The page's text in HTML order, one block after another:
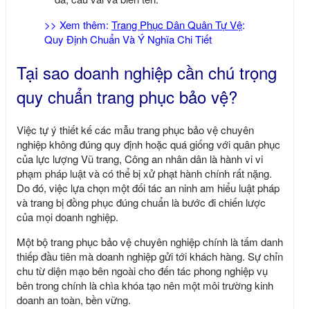
>> Xem thêm: Trang Phục Dân Quân Tự Vệ:
Quy Định Chuẩn Và Ý Nghĩa Chi Tiết
Tại sao doanh nghiệp cần chú trọng
quy chuẩn trang phục bảo vệ?
Việc tự ý thiết kế các mẫutrang phục bảo vệ chuyên
nghiệpkhông đúng quy định hoặc quá giống với quân phục
của lực lượng Vũ trang, Công an nhân dân là hành vi vi
phạm pháp luật và có thể bị xử phạt hành chính rất nặng.
Do đó, việc lựa chọn một đối tác an ninh am hiểu luật pháp
và trang bị đồng phục đúng chuẩn là bước đi chiến lược
của mọi doanh nghiệp.
Một bộtrang phục bảo vệ chuyên nghiệpchính là tấm danh
thiếp đầu tiên mà doanh nghiệp gửi tới khách hàng. Sự chỉn
chu từ diện mạo bên ngoài cho đến tác phong nghiệp vụ
bên trong chính là chìa khóa tạo nên một môi trường kinh
doanh an toàn, bền vững.